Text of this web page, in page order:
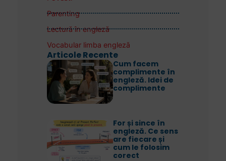
Parenting
Lectură în engleză
Vocabular limba engleză
Articole Recente
Cum facem
complimente în
engleză. Idei de
complimente
For și since în
engleză. Ce sens
are fiecare și
cum le folosim
corect